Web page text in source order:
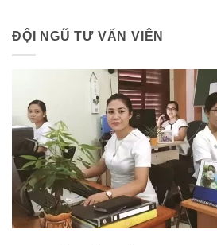
ĐỘI NGŨ TƯ VẤN VIÊN